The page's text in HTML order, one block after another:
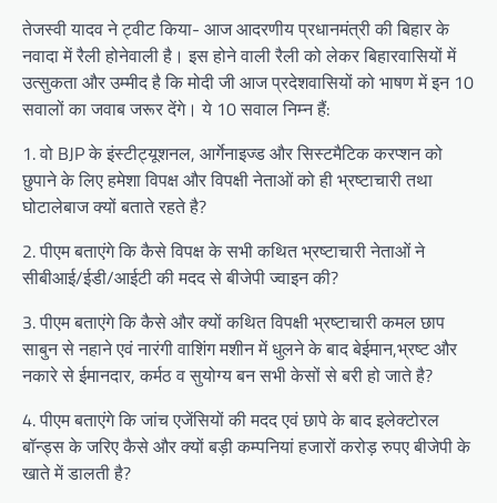
तेजस्वी यादव ने ट्वीट किया- आज आदरणीय प्रधानमंत्री की बिहार के
नवादा में रैली होनेवाली है। इस होने वाली रैली को लेकर बिहारवासियों में
उत्सुकता और उम्मीद है कि मोदी जी आज प्रदेशवासियों को भाषण में इन 10
सवालों का जवाब जरूर देंगे। ये 10 सवाल निम्न हैं:
1. वो BJP के इंस्टीट्यूशनल, आर्गेनाइज्ड और सिस्टमैटिक करप्शन को
छुपाने के लिए हमेशा विपक्ष और विपक्षी नेताओं को ही भ्रष्टाचारी तथा
घोटालेबाज क्यों बताते रहते है?
2. पीएम बताएंगे कि कैसे विपक्ष के सभी कथित भ्रष्टाचारी नेताओं ने
सीबीआई/ईडी/आईटी की मदद से बीजेपी ज्वाइन की?
3. पीएम बताएंगे कि कैसे और क्यों कथित विपक्षी भ्रष्टाचारी कमल छाप
साबुन से नहाने एवं नारंगी वाशिंग मशीन में धुलने के बाद बेईमान,भ्रष्ट और
नकारे से ईमानदार, कर्मठ व सुयोग्य बन सभी केसों से बरी हो जाते है?
4. पीएम बताएंगे कि जांच एजेंसियों की मदद एवं छापे के बाद इलेक्टोरल
बॉन्ड्स के जरिए कैसे और क्यों बड़ी कम्पनियां हजारों करोड़ रुपए बीजेपी के
खाते में डालती है?